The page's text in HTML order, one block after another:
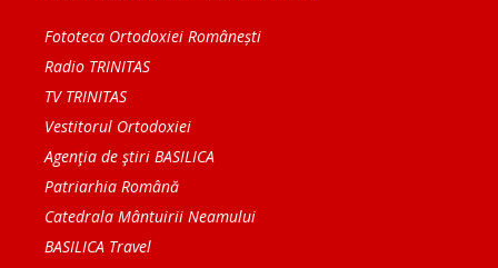
Fototeca Ortodoxiei Românești
Radio TRINITAS
TV TRINITAS
Vestitorul Ortodoxiei
Agenţia de ştiri BASILICA
Patriarhia Română
Catedrala Mântuirii Neamului
BASILICA Travel